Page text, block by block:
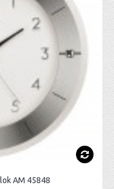
AM 45848